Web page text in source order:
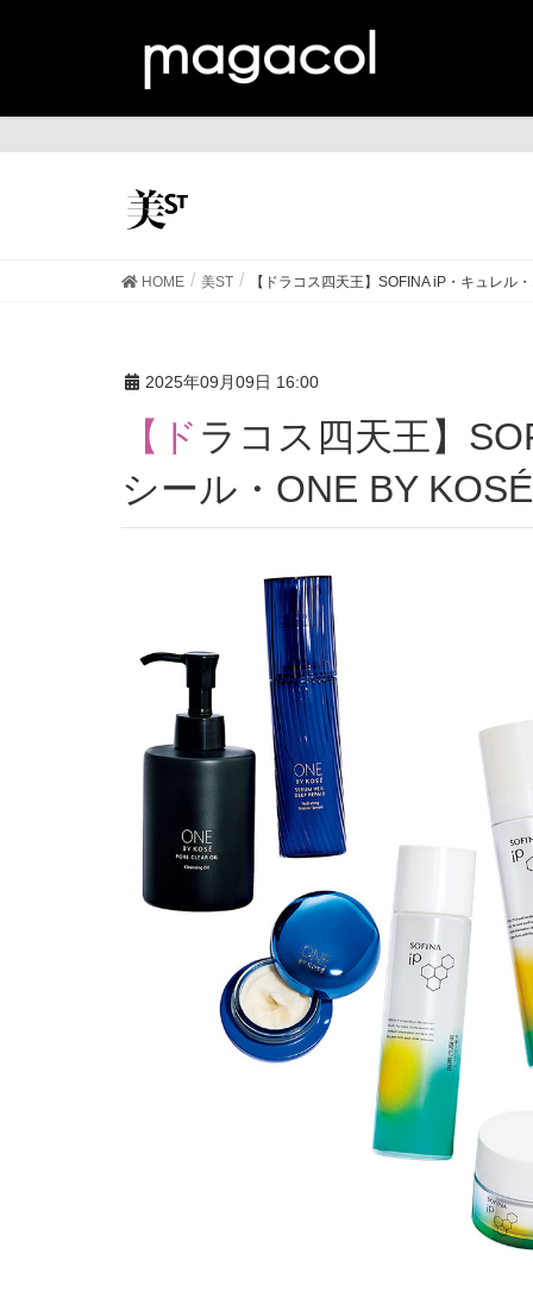
HOME 美ST 【ドラコス四天王】SOFINA iP・キュレル
2025年09月09日 16:00
【ドラコス四天王】SOFINA iP・キュレル・エリク
シール・ONE BY